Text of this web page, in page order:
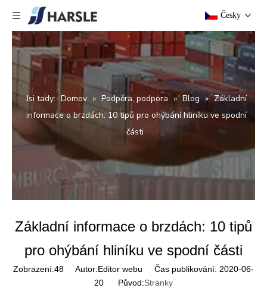
Česky
Jsi tady: Domov » Podpěra, podpora » Blog » Základní
informace o brzdách: 10 tipů pro ohýbání hliníku ve spodní
části
Základní informace o brzdách: 10 tipů
pro ohýbání hliníku ve spodní části
Zobrazení:48 Autor:Editor webu Čas publikování: 2020-06-
20 Původ:Stránky